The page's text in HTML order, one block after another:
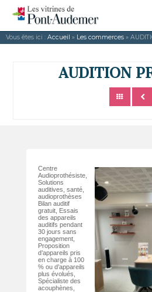
Vous êtes ici : Accueil » Les commerces »
AUDITION
Centre
Audioprothésiste,
Solutions
auditives, santé,
audioprothèses
Bilan auditif
gratuit, Essais
des appareils
auditifs pendant
30 jours sans
engagement,
Proposition
d’appareils pris
en charge à 100
% ou d’appareils
plus évolués,
Spécialiste des
acouphènes,